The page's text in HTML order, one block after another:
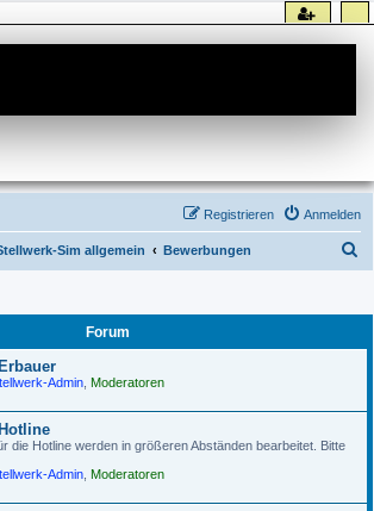
Anmelden
Registrieren
Sim allgemein Bewerbungen
Forum
Admin Moderatoren
die Hotline werden in größeren Abständen bearbeitet. Bitte
Admin Moderatoren